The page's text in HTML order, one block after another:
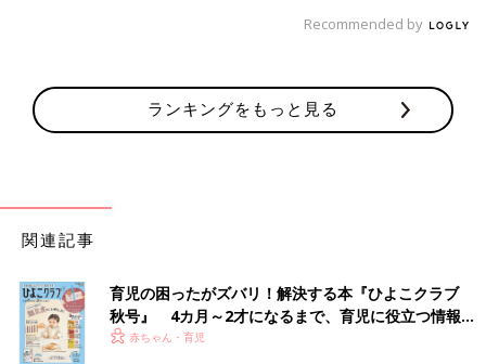
Recommended by
ランキングをもっと見る
関連記事
育児の困ったがズバリ！解決する本『ひよこクラブ
秋号』 4カ月～2才になるまで、育児に役立つ情報が
いっぱい！
赤ちゃん・育児